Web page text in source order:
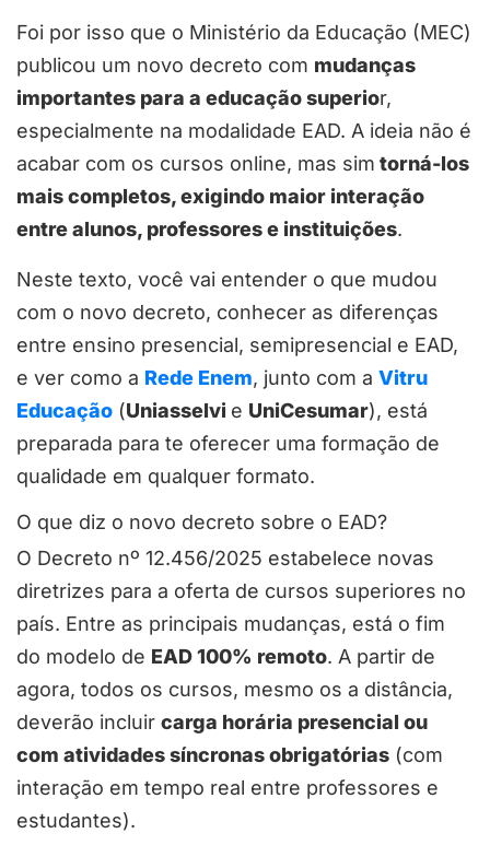
Foi por isso que o Ministério da Educação (MEC)
publicou um novo decreto com mudanças
importantes para a educação superior,
especialmente na modalidade EAD. A ideia não é
acabar com os cursos online, mas sim torná-los
mais completos, exigindo maior interação
entre alunos, professores e instituições.
Neste texto, você vai entender o que mudou
com o novo decreto, conhecer as diferenças
entre ensino presencial, semipresencial e EAD,
e ver como a Rede Enem, junto com a Vitru
Educação (Uniasselvi e UniCesumar), está
preparada para te oferecer uma formação de
qualidade em qualquer formato.
O que diz o novo decreto sobre o EAD?
O Decreto nº 12.456/2025 estabelece novas
diretrizes para a oferta de cursos superiores no
país. Entre as principais mudanças, está o fim
do modelo de EAD 100% remoto. A partir de
agora, todos os cursos, mesmo os a distância,
deverão incluir carga horária presencial ou
com atividades síncronas obrigatórias (com
interação em tempo real entre professores e
estudantes).